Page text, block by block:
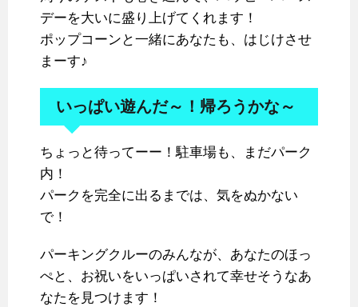
デーを大いに盛り上げてくれます！
ポップコーンと一緒にあなたも、はじけさせ
まーす♪
いっぱい遊んだ～！帰ろうかな～
ちょっと待ってーー！駐車場も、まだパーク
内！
パークを完全に出るまでは、気をぬかない
で！
パーキングクルーのみんなが、あなたのほっ
ぺと、お祝いをいっぱいされて幸せそうなあ
なたを見つけます！